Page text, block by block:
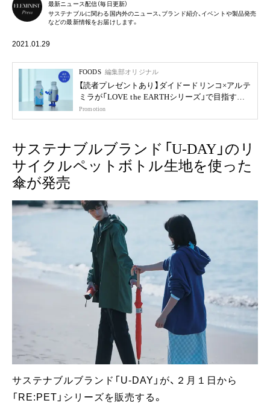
最新ニュース配信（毎日更新）
サステナブルに関わる国内外のニュース、ブランド紹介、イベントや製品発売
などの最新情報をお届けします。
2021.01.29
FOODS 編集部オリジナル
【読者プレゼントあり】ダイドードリンコ×アルテ
ミラが「LOVE the EARTHシリーズ」で目指す未
来
Promotion
サステナブルブランド「U-DAY」のリ
サイクルペットボトル生地を使った
傘が発売
サステナブルブランド「U-DAY」が、２月１日から
「RE:PET」シリーズを販売する。